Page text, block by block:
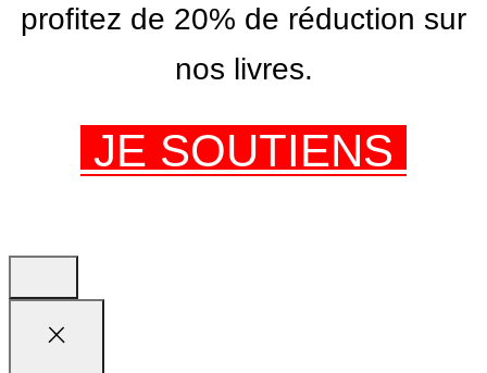
profitez de 20% de réduction sur
nos livres.
JE SOUTIENS